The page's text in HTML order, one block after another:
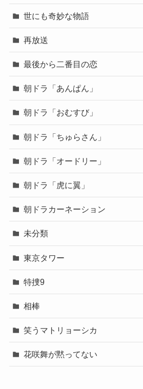
世にも奇妙な物語
再放送
最後から二番目の恋
朝ドラ「あんぱん」
朝ドラ「おむすび」
朝ドラ「ちゅらさん」
朝ドラ「オードリー」
朝ドラ「虎に翼」
朝ドラカーネーション
未分類
東京タワー
特捜9
相棒
笑うマトリョーシカ
花咲舞が黙ってない